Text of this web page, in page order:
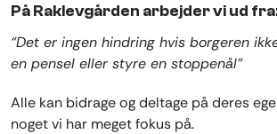
På Raklevgården arbejder vi ud
“Det er ingen hindring hvis borgeren
en pensel eller styre en stoppenål”
Alle kan bidrage og deltage på deres
noget vi har meget fokus på.